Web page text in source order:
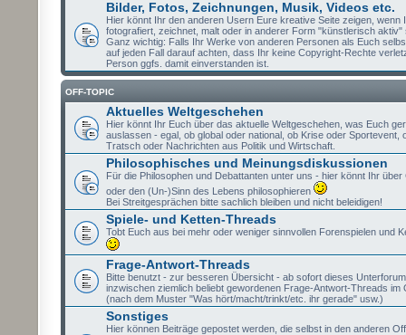
Bilder, Fotos, Zeichnungen, Musik, Videos etc.
Hier könnt Ihr den anderen Usern Eure kreative Seite zeigen, wenn
fotografiert, zeichnet, malt oder in anderer Form "künstlerisch aktiv"
Ganz wichtig: Falls Ihr Werke von anderen Personen als Euch
auf jeden Fall darauf achten, dass Ihr keine Copyright-Rechte
Person ggfs. damit einverstanden ist.
OFF-TOPIC
Aktuelles Weltgeschehen
Hier könnt Ihr Euch über das aktuelle Weltgeschehen, was Euch
auslassen - egal, ob global oder national, ob Krise oder Sportevent,
Tratsch oder Nachrichten aus Politik und Wirtschaft.
Philosophisches und Meinungsdiskussionen
Für die Philosophen und Debattanten unter uns - hier könnt Ihr über
oder den (Un-)Sinn des Lebens philosophieren
Bei Streitgesprächen bitte sachlich bleiben und nicht beleidigen!
Spiele- und Ketten-Threads
Tobt Euch aus bei mehr oder weniger sinnvollen Forenspielen und
Frage-Antwort-Threads
Bitte benutzt - zur besseren Übersicht - ab sofort dieses
inzwischen ziemlich beliebt gewordenen Frage-Antwort-Threads im
(nach dem Muster "Was hört/macht/trinkt/etc. ihr gerade" usw.)
Sonstiges
Hier können Beiträge gepostet werden, die selbst in den anderen